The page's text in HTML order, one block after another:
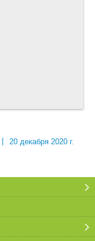
20 декабря 2020 г.